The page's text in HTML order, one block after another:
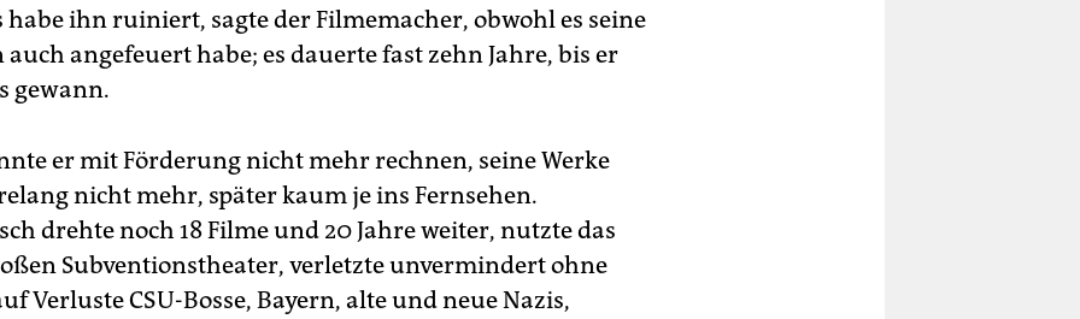
habe ihn ruiniert, sagte der Filmemacher, obwohl es seine
angefeuert habe; es dauerte fast zehn Jahre, bis er
gewann.
er mit Förderung nicht mehr rechnen, seine Werke
nicht mehr, später kaum je ins Fernsehen.
drehte noch 18 Filme und 20 Jahre weiter, nutzte das
Subventionstheater, verletzte unvermindert ohne
Verluste CSU-Bosse, Bayern, alte und neue Nazis,